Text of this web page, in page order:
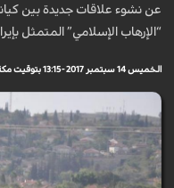
عن نشوء علاقات جديدة بين
“الإرهاب الإسلامي” المتمثل
الخميس 14 سبتمبر 2017 - 13:15 بتوقيت مكة